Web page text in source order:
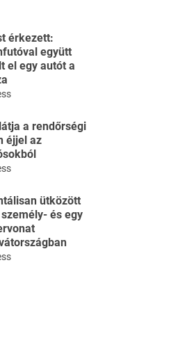
érkezett:
együtt
el egy autót a
a rendőrségi
éjjel az
ütközött
és egy